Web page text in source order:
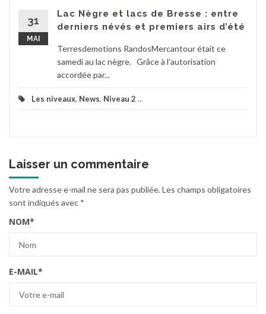
31
MAI
Lac Nègre et lacs de Bresse : entre
derniers névés et premiers airs d’été
Terresdemotions RandosMercantour était ce
samedi au lac nègre. Grâce à l'autorisation
accordée par...
Les niveaux, News, Niveau 2 ...
Laisser un commentaire
Votre adresse e-mail ne sera pas publiée.Les champs obligatoires
sont indiqués avec *
NOM*
E-MAIL*